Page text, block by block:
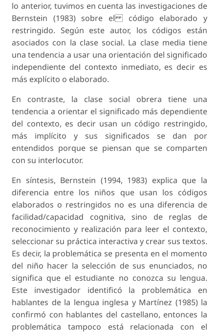
lo anterior, tuvimos en cuenta las investigaciones de
Bernstein (1983) sobre el código elaborado y
restringido. Según este autor, los códigos están
asociados con la clase social. La clase media tiene
una tendencia a usar una orientación del significado
independiente del contexto inmediato, es decir es
más explícito o elaborado.
En contraste, la clase social obrera tiene una
tendencia a orientar el significado más dependiente
del contexto, es decir usan un código restringido,
más implícito y sus significados se dan por
entendidos porque se piensan que se comparten
con su interlocutor.
En síntesis, Bernstein (1994, 1983) explica que la
diferencia entre los niños que usan los códigos
elaborados o restringidos no es una diferencia de
facilidad/capacidad cognitiva, sino de reglas de
reconocimiento y realización para leer el contexto,
seleccionar su práctica interactiva y crear sus textos.
Es decir, la problemática se presenta en el momento
del niño hacer la selección de sus enunciados, no
significa que el estudiante no conozca su lengua.
Este investigador identificó la problemática en
hablantes de la lengua inglesa y Martínez (1985) la
confirmó con hablantes del castellano, entonces la
problemática tampoco está relacionada con el